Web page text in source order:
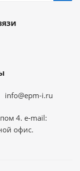
info@epm-i.ru
4. e-mail:
офис.